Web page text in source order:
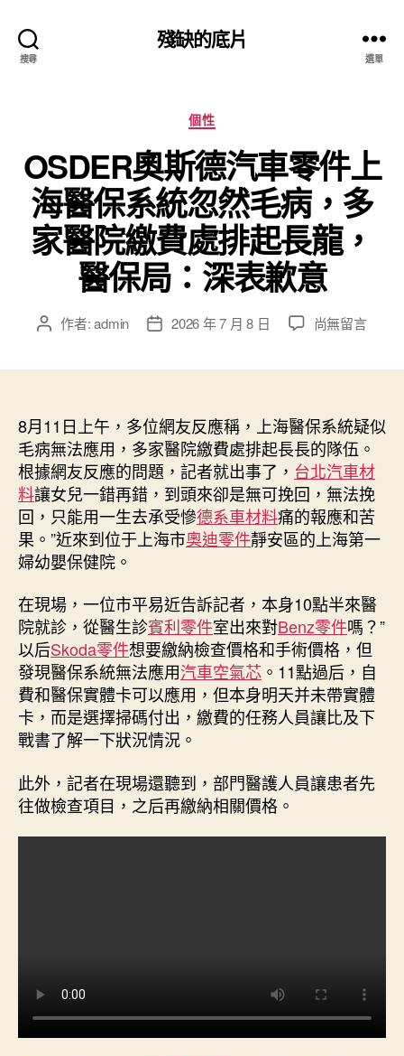
搜尋
殘缺的底片
選單
分
類
個性
OSDER奧斯德汽車零件上
海醫保系統忽然毛病，多
家醫院繳費處排起長龍，
醫保局：深表歉意
文 作者:admin
文
期
2026 年 7 月 8 日
在
汽
車
零
件
上
海
醫
統
忽
然
毛
病，
多
家
繳
排
表
歉
意〉
尚無留言
8月11日上午，多位網友反應稱，上海醫保系統疑似
毛病無法應用，多家醫院繳費處排起長長的隊伍。
根據網友反應的問題，記者就出事了， 台北汽車材
料讓女兒一錯再錯，到頭來卻是無可挽回，無法挽
回，只能用一生去承受慘德系車材料痛的報應和苦
果。”近來到位于上海市奧迪零件靜安區的上海第一
婦幼嬰保健院。
在現場，一位市平易近告訴記者，本身10點半來醫
院就診，從醫生診賓利零件室出來對Benz零件嗎？”
以后Skoda零件想要繳納檢查價格和手術價格，但
發現醫保系統無法應用汽車空氣芯 。11點過后，自
費和醫保實體卡可以應用，但本身明天并未帶實體
卡，而是選擇掃碼付出，繳費的任務人員讓比及下
戰書了解一下狀況情況。
此外，記者在現場還聽到，部門醫護人員讓患者先
往做檢查項目，之后再繳納相關價格。